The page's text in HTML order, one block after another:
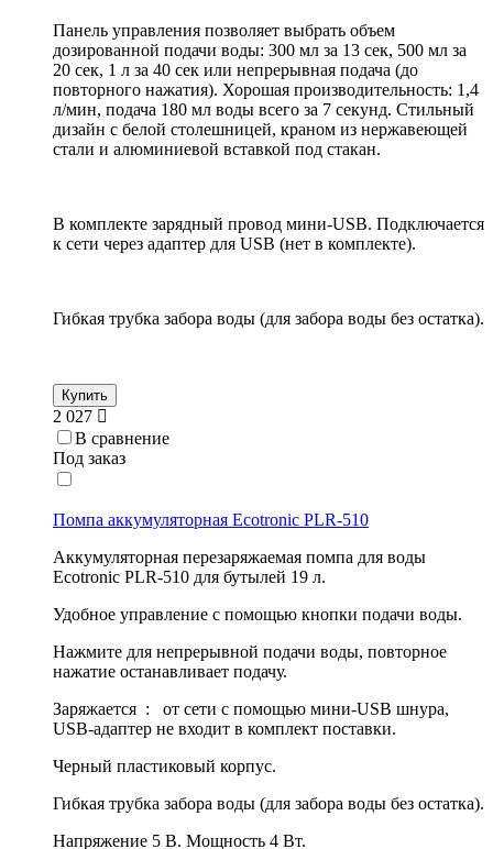
Панель управления позволяет выбрать объем
дозированной подачи воды: 300 мл за 13 сек, 500 мл за
20 сек, 1 л за 40 сек или непрерывная подача (до
повторного нажатия). Хорошая производительность: 1,4
л/мин, подача 180 мл воды всего за 7 секунд. Стильный
дизайн с белой столешницей, краном из нержавеющей
стали и алюминиевой вставкой под стакан.
В комплекте зарядный провод мини-USB. Подключается
к сети через адаптер для USB (нет в комплекте).
Гибкая трубка забора воды (для забора воды без остатка).
Купить
2 027
В сравнение
Под заказ
Помпа аккумуляторная Ecotronic PLR-510
Аккумуляторная перезаряжаемая помпа для воды
Ecotronic PLR-510 для бутылей 19 л.
Удобное управление с помощью кнопки подачи воды.
Нажмите для непрерывной подачи воды, повторное
нажатие останавливает подачу.
Заряжается : от сети с помощью мини-USB шнура,
USB-адаптер не входит в комплект поставки.
Черный пластиковый корпус.
Гибкая трубка забора воды (для забора воды без остатка).
Напряжение 5 В. Мощность 4 Вт.